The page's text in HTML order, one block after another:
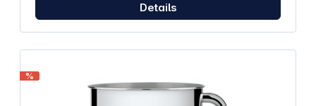
Details
%